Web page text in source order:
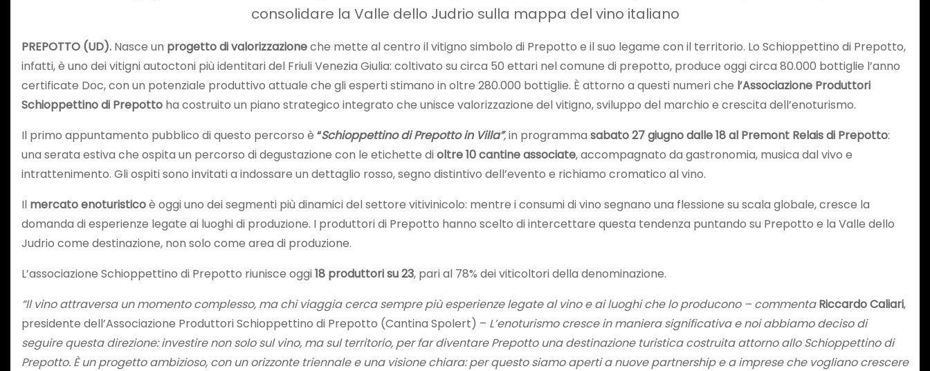
consolidare la Valle dello Judrio sulla mappa del vino italiano
PREPOTTO (UD). Nasce un progetto di valorizzazioneche mette al centro il vitigno simbolo di Prepotto e il suo legame con il territorio. Lo Schioppettino di Prepotto,
infatti, è uno dei vitigni autoctoni più identitari del Friuli Venezia Giulia: coltivato su circa 50 ettari nel comune di prepotto, produce oggi circa 80.000 bottiglie l’anno
certificate Doc, con un potenziale produttivo attuale che gli esperti stimano in oltre 280.000 bottiglie. È attorno a questi numeri che l’Associazione Produttori
Schioppettino di Prepotto ha costruito un piano strategico integrato che unisce valorizzazione del vitigno, sviluppo del marchio e crescita dell’enoturismo.
Il primo appuntamento pubblico di questo percorso è “Schioppettino di Prepotto in Villa”,in programma sabato 27 giugno dalle 18 al Premont Relais di Prepotto:
una serata estiva che ospita un percorso di degustazione con le etichette dioltre 10 cantine associate, accompagnato da gastronomia, musica dal vivo e
intrattenimento. Gli ospiti sono invitati a indossare un dettaglio rosso, segno distintivo dell’evento e richiamo cromatico al vino.
Il mercato enoturisticoè oggi uno dei segmenti più dinamici del settore vitivinicolo: mentre i consumi di vino segnano una flessione su scala globale, cresce la
domanda di esperienze legate ai luoghi di produzione. I produttori di Prepotto hanno scelto di intercettare questa tendenza puntando su Prepotto e la Valle dello
Judrio come destinazione, non solo come area di produzione.
L’associazione Schioppettino di Prepotto riunisce oggi18 produttori su 23, pari al 78% dei viticoltori della denominazione.
“Il vino attraversa un momento complesso, ma chi viaggia cerca sempre più esperienze legate al vino e ai luoghi che lo producono – commentaRiccardo Caliari,
presidente dell’Associazione Produttori Schioppettino di Prepotto (Cantina Spolert) – L’enoturismo cresce in maniera significativa e noi abbiamo deciso di
seguire questa direzione: investire non solo sul vino, ma sul territorio, per far diventare Prepotto una destinazione turistica costruita attorno allo Schioppettino di
Prepotto. È un progetto ambizioso, con un orizzonte triennale e una visione chiara: per questo siamo aperti a nuove partnership e a imprese che vogliano crescere